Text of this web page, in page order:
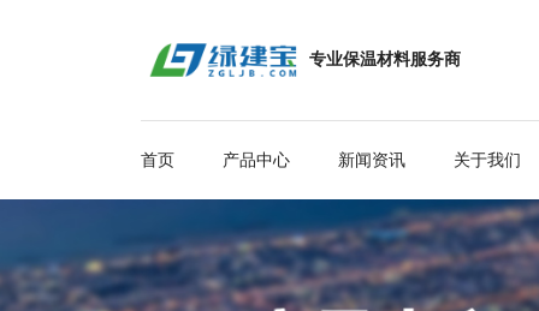
专业保温材料服务商
首页 产品中心 新闻资讯 关于我们